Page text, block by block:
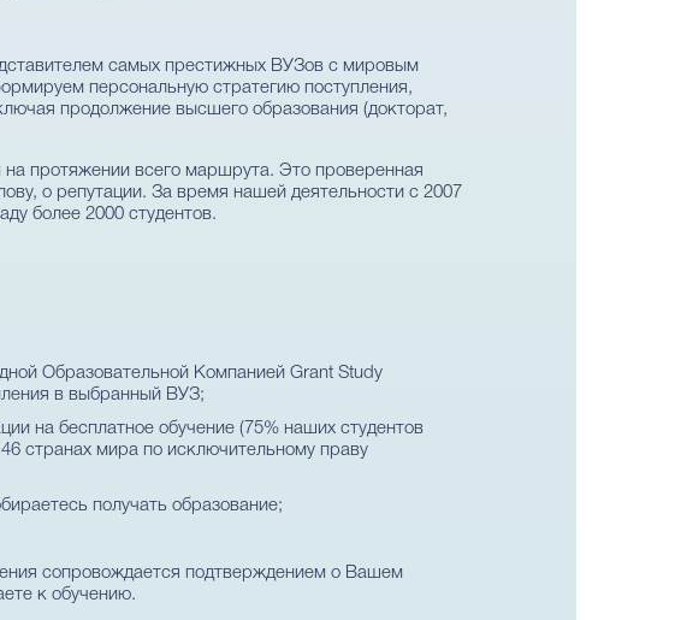
самых престижных ВУЗов с мировым
персональную стратегию поступления,
продолжение высшего образования (докторат,
протяжении всего маршрута. Это проверенная
о репутации. За время нашей деятельности с 2007
более 2000 студентов.
Образовательной Компанией Grant Study
в выбранный ВУЗ;
на бесплатное обучение (75% наших студентов
странах мира по исключительному праву
получать образование;
сопровождается подтверждением о Вашем
к обучению.